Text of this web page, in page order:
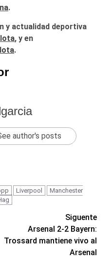
.
y actualidad deportiva
, y en
.
author's posts
Liverpool
Manchester
Siguente
Arsenal 2-2 Bayern:
Trossard mantiene vivo al
Arsenal